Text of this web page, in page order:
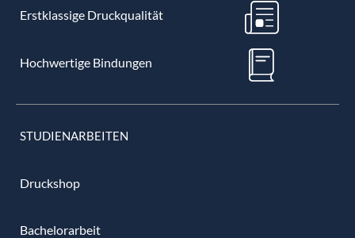
Erstklassige Druckqualität
Hochwertige Bindungen
STUDIENARBEITEN
Druckshop
Bachelorarbeit